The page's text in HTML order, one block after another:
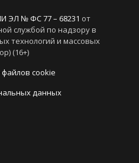
ЭЛ № ФС 77 – 68231 от
службой по надзору в
технологий и массовых
(16+)
cookie
данных